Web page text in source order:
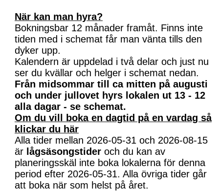
När kan man hyra?
Bokningsbar 12 månader framåt. Finns inte
tiden med i schemat får man vänta tills den
dyker upp.
Kalendern är uppdelad i två delar och just nu
ser du kvällar och helger i schemat nedan.
Från midsommar till ca mitten på augusti
och under jullovet hyrs lokalen ut 13 - 12
alla dagar - se schemat.
Om du vill boka en dagtid på en vardag så
klickar du här
Alla tider mellan 2026-05-31 och 2026-08-15
är lågsäsongstider och du kan av
planeringsskäl inte boka lokalerna för denna
period efter 2026-05-31. Alla övriga tider går
att boka när som helst på året.